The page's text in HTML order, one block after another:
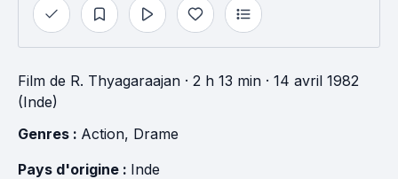
Film de R. Thyagaraajan · 2 h 13 min · 14 avril 1982
(Inde)
Genres : Action, Drame
Pays d'origine : Inde